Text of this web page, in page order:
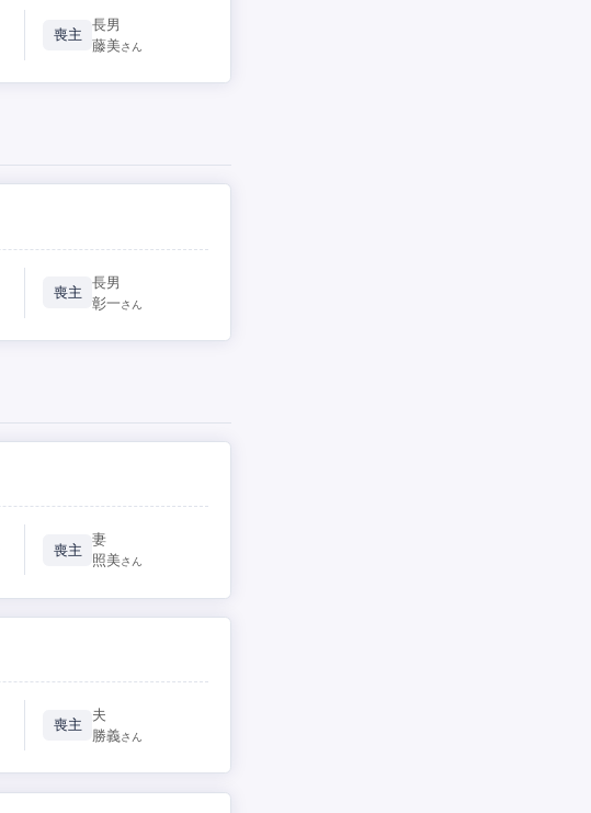
喪主
長男
藤美さん
喪主
長男
彰一さん
喪主
妻
照美さん
喪主
夫
勝義さん